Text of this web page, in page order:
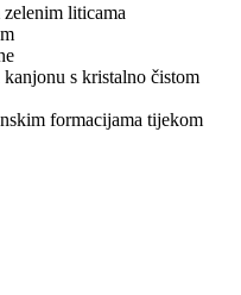
liticama
s kristalno čistom
formacijama tijekom